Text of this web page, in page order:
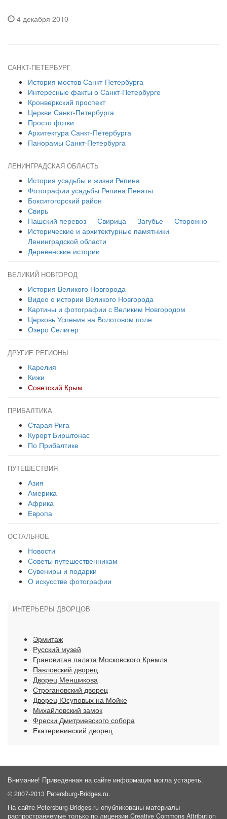
4 декабря 2010
САНКТ-ПЕТЕРБУРГ
История мостов Санкт-Петербурга
Интересные факты о Санкт-Петербурге
Кронверкский проспект
Церкви Санкт-Петербурга
Просто фотки
Архитектура Санкт-Петербурга
Панорамы Санкт-Петербурга
ЛЕНИНГРАДСКАЯ ОБЛАСТЬ
История усадьбы и жизни Репина
Фотографии усадьбы Репина Пенаты
Бокситогорский район
Свирь
Пашский перевоз — Свирица — Загубье — Сторожно
Исторические и архитектурные памятники
Ленинградской области
Деревенские истории
ВЕЛИКИЙ НОВГОРОД
История Великого Новгорода
Видео о истории Великого Новгорода
Картины и фотографии с Великим Новгородом
Церковь Успения на Волотовом поле
Озеро Селигер
ДРУГИЕ РЕГИОНЫ
Карелия
Кижи
Советский Крым
ПРИБАЛТИКА
Старая Рига
Курорт Бирштонас
По Прибалтике
ПУТЕШЕСТВИЯ
Азия
Америка
Африка
Европа
ОСТАЛЬНОЕ
Новости
Советы путешественникам
Сувениры и подарки
О искусстве фотографии
ИНТЕРЬЕРЫ ДВОРЦОВ
Эрмитаж
Русский музей
Грановитая палата Московского Кремля
Павловский дворец
Дворец Меншикова
Строгановский дворец
Дворец Юсуповых на Мойке
Михайловский замок
Фрески Дмитриевского собора
Екатерининский дворец
Внимание! Приведенная на сайте информация могла устареть.
© 2007-2013 Petersburg-Bridges.ru.
На сайте Petersburg-Bridges.ru опубликованы материалы
распространяемые только по лицензии Creative Commons Attribution